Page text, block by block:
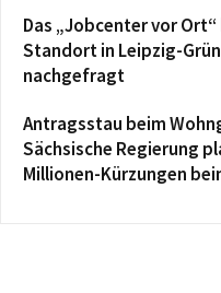
Das „Jobcenter vor
Standort in Leipzig-
nachgefragt
Antragsstau beim
Sächsische Regierung
Millionen-Kürzungen